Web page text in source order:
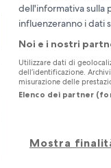
dell'informativa sulla
influenzeranno i dati
Noi e i nostri
Utilizzare dati di
dell’identificazione.
misurazione delle
Elenco dei partner
Mostra